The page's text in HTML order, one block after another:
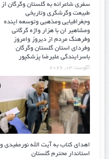
سفری شاعرانه به گلستان وگرگان از
طبیعت وگرشگری وتاریخی
وجغرافیایی ومذهبی وتوسعه اینده
ومشاهیر ان با هزار واژه گرگانی
وفرهنگ مردم از دیروز وامروز
وفردای استان گلستان وگرگان
باسرایندگی علیرضا پزشکپور
آگوست 03, 2026
اهدای کتاب به آیت الله نورمفیدی و
استاندار محترم گلستان